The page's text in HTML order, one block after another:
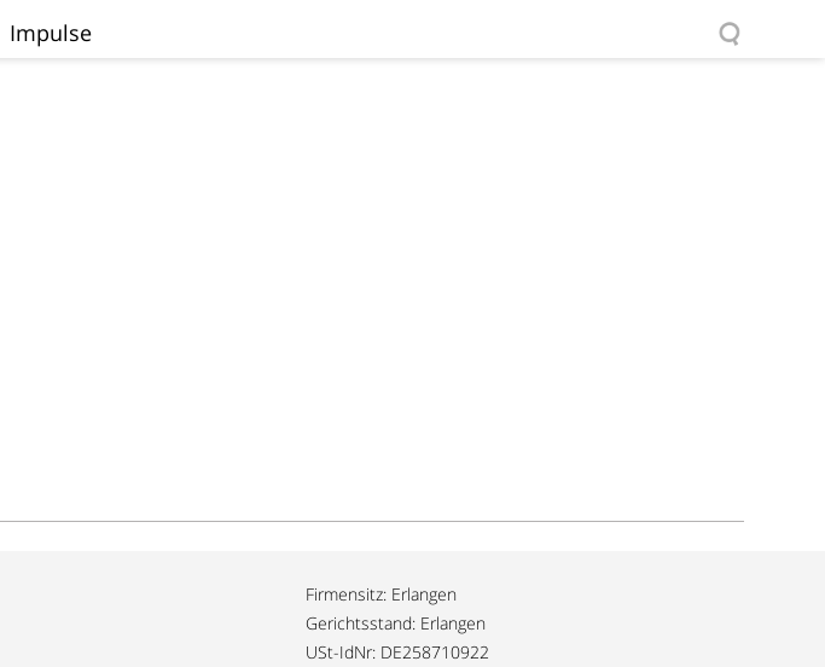
Impulse
Firmensitz: Erlangen
Gerichtsstand: Erlangen
USt-IdNr: DE258710922